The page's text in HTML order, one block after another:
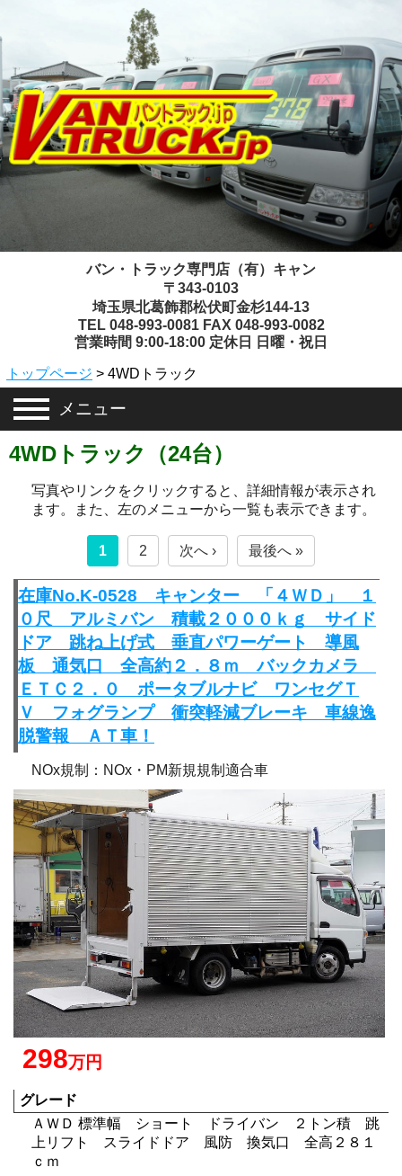
バン・トラック専門店（有）キャン
〒343-0103
埼玉県北葛飾郡松伏町金杉144-13
TEL 048-993-0081 FAX 048-993-0082
営業時間 9:00-18:00 定休日 日曜・祝日
トップページ > 4WDトラック
メニュー
4WDトラック（24台）
写真やリンクをクリックすると、詳細情報が表示され
ます。また、左のメニューから一覧も表示できます。
1 2 次へ › 最後へ »
在庫No.K-0528 キャンター 「４ＷＤ」 １
０尺 アルミバン 積載２０００ｋｇ サイド
ドア 跳ね上げ式 垂直パワーゲート 導風
板 通気口 全高約２．８ｍ バックカメラ
ＥＴＣ２．０ ポータブルナビ ワンセグＴ
Ｖ フォグランプ 衝突軽減ブレーキ 車線逸
脱警報 ＡＴ車！
NOx規制：NOx・PM新規規制適合車
298万円
グレード
ＡＷＤ 標準幅 ショート ドライバン ２トン積 跳
上リフト スライドドア 風防 換気口 全高２８１
ｃｍ